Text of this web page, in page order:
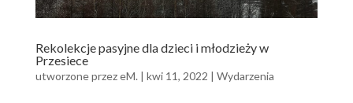
Rekolekcje pasyjne dla dzieci i młodzieży w
Przesiece
utworzone przezeM. | kwi 11, 2022 | Wydarzenia